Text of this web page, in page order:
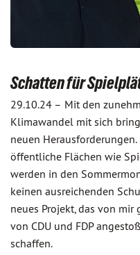
Schatten für
29.10.24 – Mit den
Klimawandel mit sich
neuen
öffentliche Flächen wie
werden in den
keinen ausreichenden
neues Projekt, das von mir
von CDU und FDP
schaffen.